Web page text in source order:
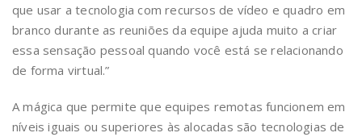
que usar a tecnologia com recursos de vídeo e quadro em
branco durante as reuniões da equipe ajuda muito a criar
essa sensação pessoal quando você está se relacionando
de forma virtual.”
A mágica que permite que equipes remotas funcionem em
níveis iguais ou superiores às alocadas são tecnologias de